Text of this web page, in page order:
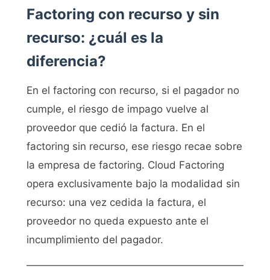
Factoring con recurso y sin
recurso: ¿cuál es la
diferencia?
En el factoring con recurso, si el pagador no
cumple, el riesgo de impago vuelve al
proveedor que cedió la factura. En el
factoring sin recurso, ese riesgo recae sobre
la empresa de factoring. Cloud Factoring
opera exclusivamente bajo la modalidad sin
recurso: una vez cedida la factura, el
proveedor no queda expuesto ante el
incumplimiento del pagador.